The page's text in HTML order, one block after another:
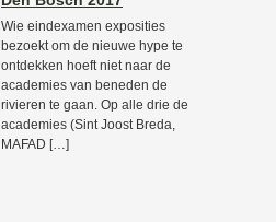
Wie eindexamen exposities
bezoekt om de nieuwe hype te
ontdekken hoeft niet naar de
academies van beneden de
rivieren te gaan. Op alle drie de
academies (Sint Joost Breda,
MAFAD […]